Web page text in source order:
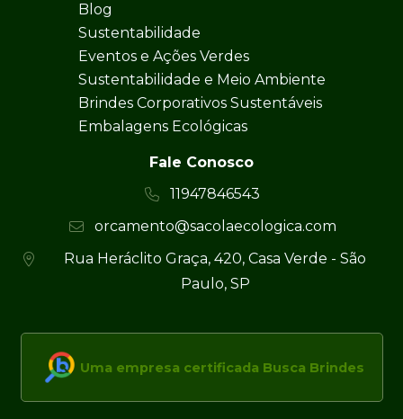
Blog
Sustentabilidade
Eventos e Ações Verdes
Sustentabilidade e Meio Ambiente
Brindes Corporativos Sustentáveis
Embalagens Ecológicas
Fale Conosco
11947846543
orcamento@sacolaecologica.com
Rua Heráclito Graça, 420, Casa Verde - São
Paulo, SP
Uma empresa certificada Busca Brindes